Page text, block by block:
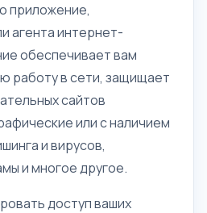
приложение,
агента интернет-
обеспечивает вам
работу в сети, защищает
сайтов
или с наличием
и вирусов,
и многое другое.
доступ ваших